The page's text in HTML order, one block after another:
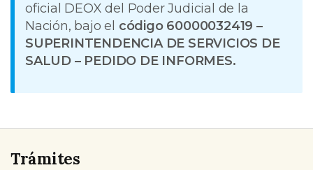
oficial DEOX del Poder Judicial de la
Nación, bajo el código 60000032419 –
SUPERINTENDENCIA DE SERVICIOS DE
SALUD – PEDIDO DE INFORMES.
Trámites